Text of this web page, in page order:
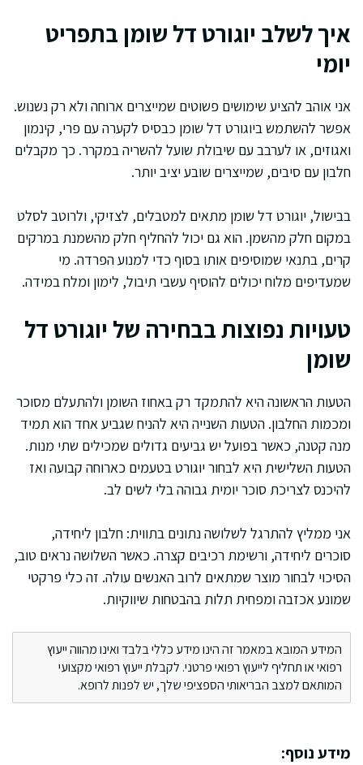
איך לשלב יוגורט דל שומן בתפריט
יומי
אני אוהב להציע שימושים פשוטים שמייצרים ארוחה ולא רק נשנוש.
אפשר להשתמש ביוגורט דל שומן כבסיס לקערה עם פרי, קינמון
ואגוזים, או לערבב עם שיבולת שועל להשריה במקרר. כך מקבלים
חלבון עם סיבים, שמייצרים שובע יציב יותר.
בבישול, יוגורט דל שומן מתאים למטבלים, לצזיקי, ולרוטב לסלט
במקום חלק מהשמן. הוא גם יכול להחליף חלק מהשמנת במרקים
קרים, בתנאי שמוסיפים אותו בסוף כדי למנוע הפרדה. מי
שמעדיפים מלוח יכולים להוסיף עשבי תיבול, לימון ומלח במידה.
טעויות נפוצות בבחירה של יוגורט דל
שומן
הטעות הראשונה היא להתמקד רק באחוז השומן ולהתעלם מסוכר
ומכמות החלבון. הטעות השנייה היא להניח שגביע אחד הוא תמיד
מנה קטנה, כאשר בפועל יש גביעים גדולים שמכילים שתי מנות.
הטעות השלישית היא לבחור יוגורט בטעמים כארוחה קבועה ואז
להיכנס לצריכת סוכר יומית גבוהה בלי לשים לב.
אני ממליץ להתרגל לשלושה נתונים בתווית: חלבון ליחידה,
סוכרים ליחידה, ורשימת רכיבים קצרה. כאשר השלושה נראים טוב,
הסיכוי לבחור מוצר שמתאים לרוב האנשים עולה. זה כלי פרקטי
שמונע אכזבה ומפחית תלות בהבטחות שיווקיות.
המידע המובא במאמר זה הינו מידע כללי בלבד ואינו מהווה ייעוץ
רפואי או תחליף לייעוץ רפואי פרטני. לקבלת ייעוץ רפואי מקצועי
המותאם למצב הבריאותי הספציפי שלך, יש לפנות לרופא.
מידע נוסף: